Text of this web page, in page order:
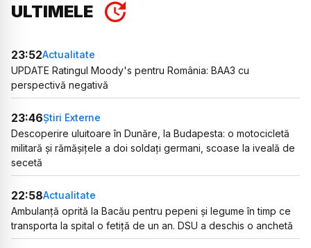
ULTIMELE
23:52Actualitate
UPDATE Ratingul Moody's pentru România: BAA3 cu
perspectivă negativă
23:46Știri Externe
Descoperire uluitoare în Dunăre, la Budapesta: o motocicletă
militară și rămășițele a doi soldați germani, scoase la iveală de
secetă
22:58Actualitate
Ambulanță oprită la Bacău pentru pepeni și legume în timp ce
transporta la spital o fetiță de un an. DSU a deschis o anchetă